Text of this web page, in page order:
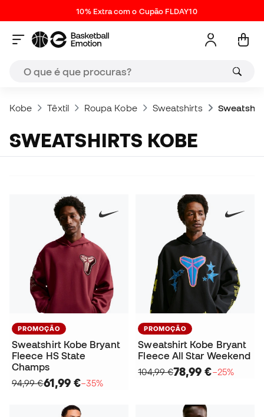
10% Extra com o Cupão FLDAY10
Kobe Têxtil Roupa Kobe Sweatshirts
SWEATSHIRTS KOBE
PROMOÇÃO
Sweatshirt Kobe Bryant
Fleece HS State
Champs
94,99 €61,99 €−35%
PROMOÇÃO
Sweatshirt Kobe Bryant
Fleece All Star Weekend
104,99 €78,99 €−25%